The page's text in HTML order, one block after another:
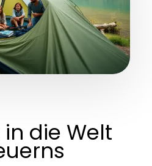
die Welt